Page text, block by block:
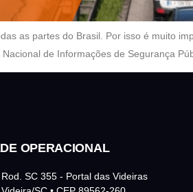
as partes do Brasil. Por isso é muito
de Informações de Segurança
OPERACIONAL
Rod. SC 355 - Portal das Videiras